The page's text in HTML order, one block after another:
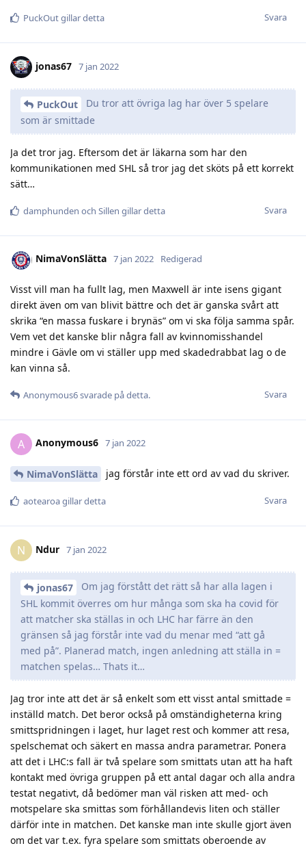
Svara
PuckOutgillar detta
jonas67 7 jan 2022
PuckOut
Du tror att övriga lag har över 5 spelare
som är smittade
Ja det tror jag. Eftersom det är läkarna som har den
kommunikationen med SHL så tror jag det sköts på ett korrekt
sätt…
Svara
damphunden och Sillen gillar detta
NimaVonSlätta 7 jan 2022 Redigerad
Visst vill man ha fullt lag, men Maxwell är inte isens gigant
direkt även om van blivit bättre och det är ganska svårt att
skrika “en massa fuskare i brynäs” om vi ska följa samma spår.
Vem vet det kanske blir några fall av kvinnomisshandel
mindre i Gävle om vi ställer upp med skadedrabbat lag o de
kan vinna så.
Svara
Anonymous6svarade på detta.
A Anonymous6 7 jan 2022
NimaVonSlätta jag förstår inte ett ord av vad du skriver.
Svara
aotearoagillar detta
N Ndur 7 jan 2022
jonas67
Om jag förstått det rätt så har alla lagen i
SHL kommit överres om hur många som ska ha covid för
att matcher ska ställas in och LHC har färre än den
gränsen så jag förstår inte vad du menar med “att gå
med på”. Planerad match, ingen anledning att ställa in =
matchen spelas… Thats it…
Jag tror inte att det är så enkelt som ett visst antal smittade =
inställd match. Det beror också på omständigheterna kring
smittspridningen i laget, hur laget rest och kommer att resa,
spelschemat och säkert en massa andra parametrar. Ponera
att det i LHC:s fall är två spelare som smittats utan att ha haft
kontakt med övriga gruppen på ett antal dagar och alla andra
testat negativt, då bedömer man väl risken att med- och
motspelare ska smittas som förhållandevis liten och ställer
därför inte in matchen. Det kanske man inte skulle gjort även
om det var t.ex. fyra spelare som smittats oberoende av